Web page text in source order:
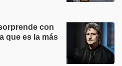
con
que es la más